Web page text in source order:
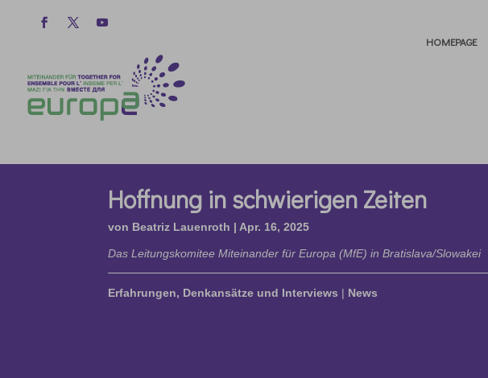
HOMEPAGE
Hoffnung in schwierigen Zeiten
von Beatriz Lauenroth | Apr. 16, 2025
Das Leitungskomitee Miteinander für Europa (MfE) in Bratislava/Slowakei
Erfahrungen, Denkansätze und Interviews | News